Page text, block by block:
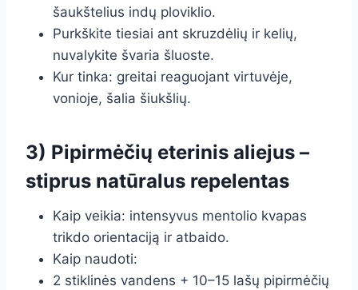
šaukštelius indų ploviklio.
Purkškite tiesiai ant skruzdėlių ir kelių,
nuvalykite švaria šluoste.
Kur tinka: greitai reaguojant virtuvėje,
vonioje, šalia šiukšlių.
3) Pipirmėčių eterinis aliejus –
stiprus natūralus repelentas
Kaip veikia: intensyvus mentolio kvapas
trikdo orientaciją ir atbaido.
Kaip naudoti:
2 stiklinės vandens + 10–15 lašų pipirmėčių